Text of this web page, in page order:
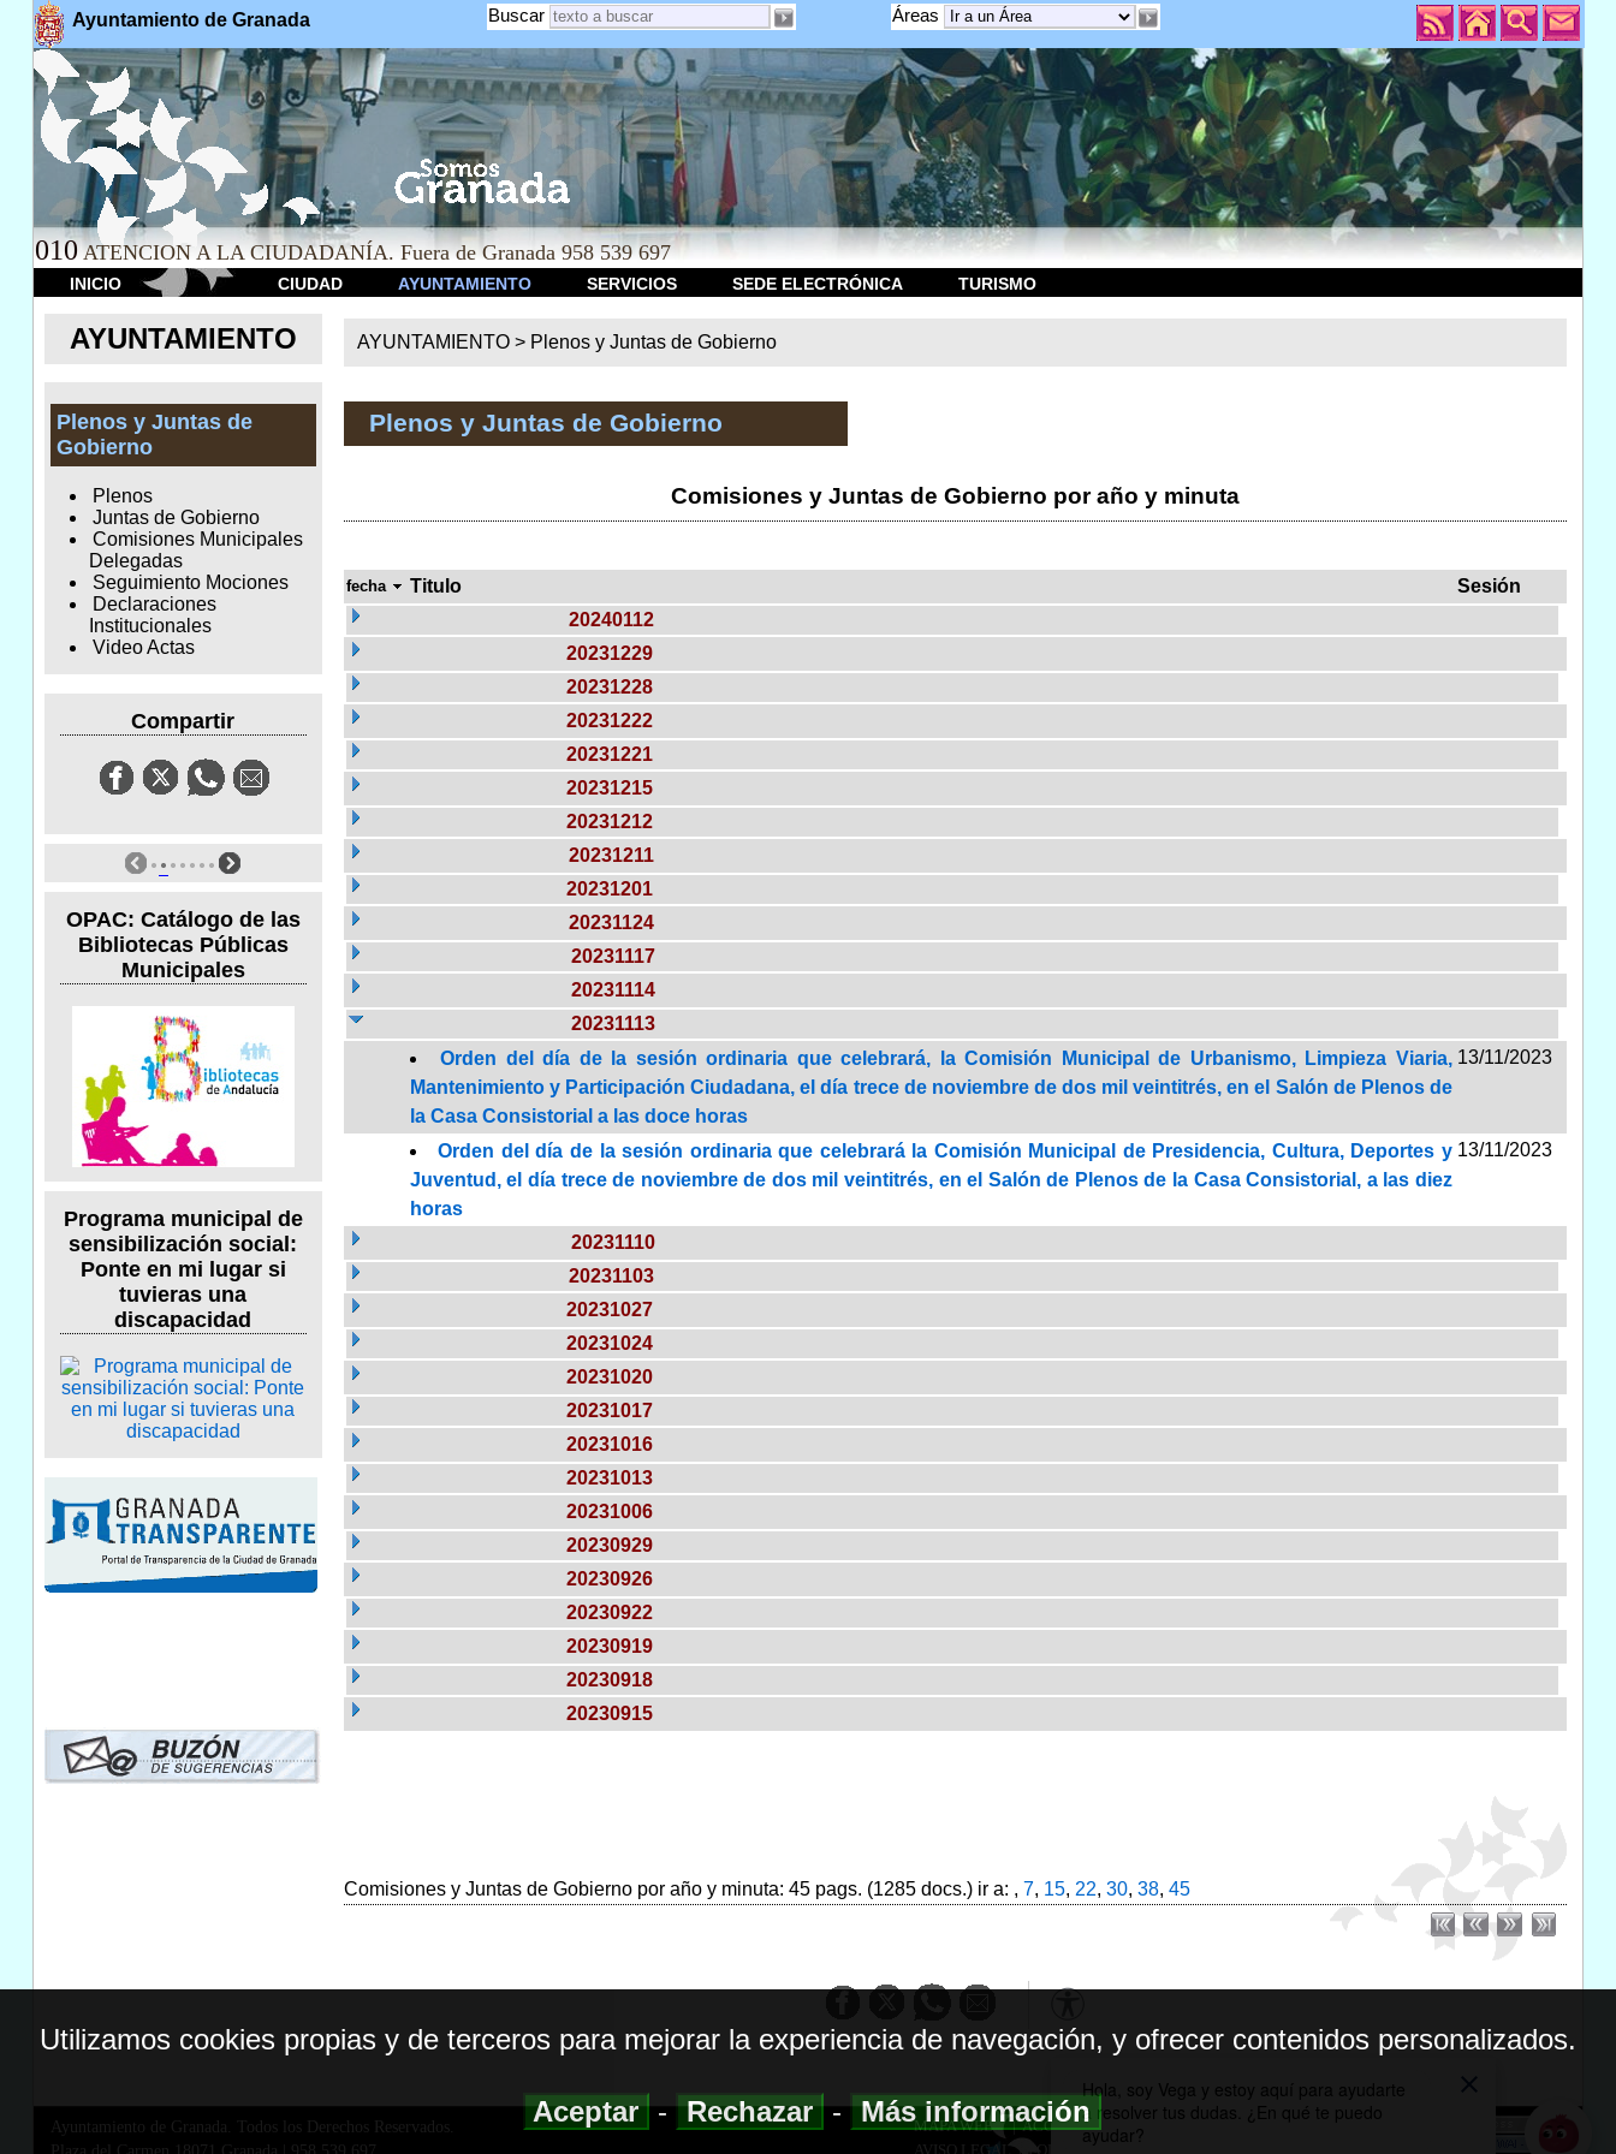
Ayuntamiento de Granada Áreas
Buscar
010 ATENCION A LA CIUDADANÍA. Fuera de Granada 958 539 697
INICIO CIUDAD AYUNTAMIENTO SERVICIOS SEDE ELECTRÓNICA TURISMO
AYUNTAMIENTO
Plenos y Juntas de
Gobierno
Plenos
Juntas de Gobierno
Comisiones Municipales
Delegadas
Seguimiento Mociones
Declaraciones
Institucionales
Video Actas
Compartir
OPAC: Catálogo de las
Bibliotecas Públicas
Municipales
Programa municipal de
sensibilización social:
Ponte en mi lugar si
tuvieras una
discapacidad
AYUNTAMIENTO > Plenos y Juntas de Gobierno
Plenos y Juntas de Gobierno
Comisiones y Juntas de Gobierno por año y minuta
fecha Titulo
Sesión
20240112
20231229
20231228
20231222
20231221
20231215
20231212
20231211
20231201
20231124
20231117
20231114
20231113
Orden del día de la sesión ordinaria que celebrará, la Comisión Municipal de Urbanismo, Limpieza Viaria,
Mantenimiento y Participación Ciudadana, el día trece de noviembre de dos mil veintitrés, en el Salón de Plenos de
la Casa Consistorial a las doce horas
13/11/2023
Orden del día de la sesión ordinaria que celebrará la Comisión Municipal de Presidencia, Cultura, Deportes y
Juventud, el día trece de noviembre de dos mil veintitrés, en el Salón de Plenos de la Casa Consistorial, a las diez
horas
13/11/2023
20231110
20231103
20231027
20231024
20231020
20231017
20231016
20231013
20231006
20230929
20230926
20230922
20230919
20230918
20230915
Comisiones y Juntas de Gobierno por año y minuta: 45 pags. (1285 docs.) ir a: , 7, 15, 22, 30, 38, 45
Ayuntamiento de Granada. Todos los Derechos Reservados.
MAPA WEB|ACCESIBILIDAD
AVISO LEGAL| POLITICA DE PRIVACIDAD
Utilizamos cookies propias y de terceros para mejorar la experiencia de navegación, y ofrecer contenidos personalizados.
Aceptar-Rechazar-Más información